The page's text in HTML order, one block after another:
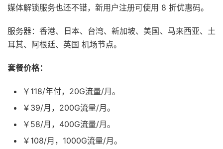
媒体解锁服务也还不错，新用户注册可使用 8 折优惠码。
服务器：香港、日本、台湾、新加坡、美国、马来西亚、土
耳其、阿根廷、英国 机场节点。
套餐价格：
￥118/年付，20G流量/月。
￥39/月，200G流量/月。
￥58/月，400G流量/月。
￥108/月，1000G流量/月。